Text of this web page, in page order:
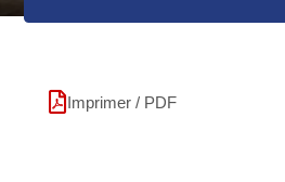
Imprimer / PDF